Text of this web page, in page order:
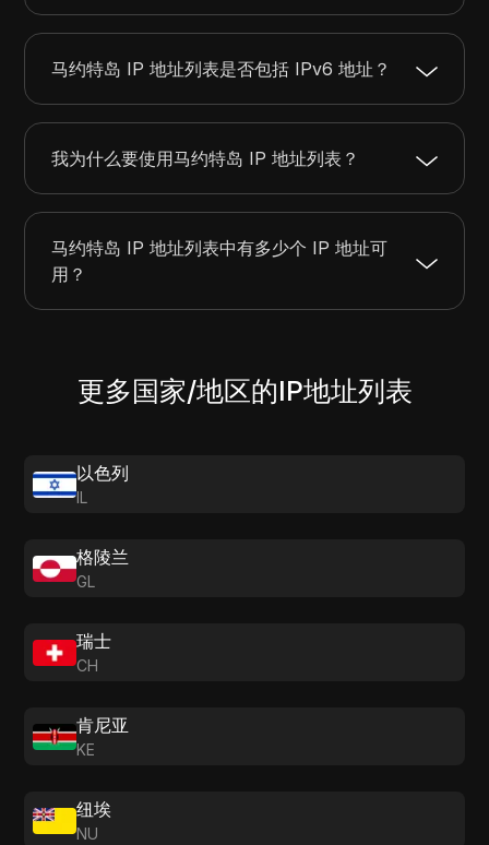
马约特岛 IP 地址列表是否包括 IPv6 地址？
我为什么要使用马约特岛 IP 地址列表？
马约特岛 IP 地址列表中有多少个 IP 地址可
用？
更多国家/地区的IP地址列表
以色列
IL
格陵兰
GL
瑞士
CH
肯尼亚
KE
纽埃
NU